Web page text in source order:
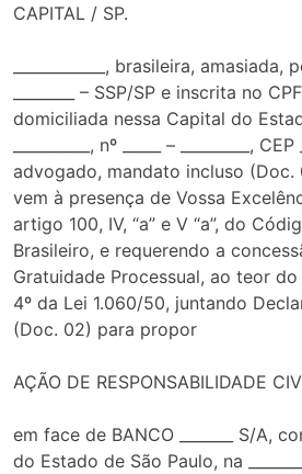
CAPITAL / SP.
____________, brasileira,
________ – SSP/SP e inscrita no
domiciliada nessa Capital do
__________, nº _____ – _________,
advogado, mandato incluso (Doc.
vem à presença de Vossa
artigo 100, IV, “a” e V “a”, do
Brasileiro, e requerendo a
Gratuidade Processual, ao teor
4º da Lei 1.060/50, juntando
(Doc. 02) para propor
AÇÃO DE RESPONSABILIDADE
em face de BANCO _______ S/A,
do Estado de São Paulo, na